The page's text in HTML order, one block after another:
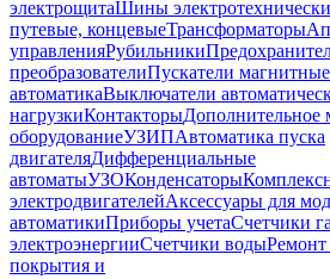
электрощитаШины
путевые, концевыеТрансформаторы
управленияРубильники
преобразователиПускатели магнитные
автоматикаВыключатели
нагрузкиКонтакторыДополнительное
оборудованиеУЗИПАвтоматика пуска
двигателяДифференциальные
автоматыУЗОКонденсаторы
электродвигателейАксессуары для
автоматикиПриборы учетаСчетчики
электроэнергииСчетчики водыРемонт
покрытия и